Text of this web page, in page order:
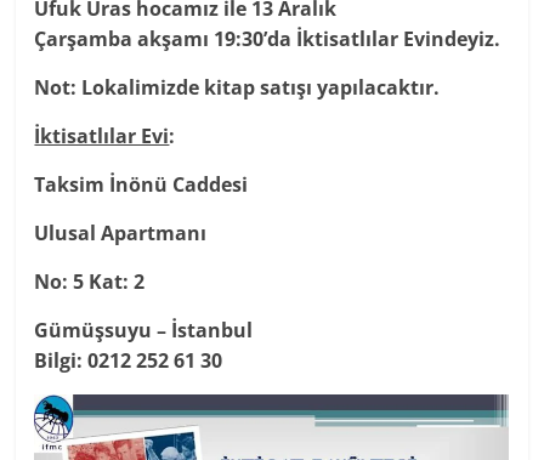
Ufuk Uras hocamız ile 13 Aralık
Çarşamba akşamı 19:30’da İktisatlılar Evindeyiz.
Not: Lokalimizde kitap satışı yapılacaktır.
İktisatlılar Evi:
Taksim İnönü Caddesi
Ulusal Apartmanı
No: 5 Kat: 2
Gümüşsuyu – İstanbul
Bilgi: 0212 252 61 30